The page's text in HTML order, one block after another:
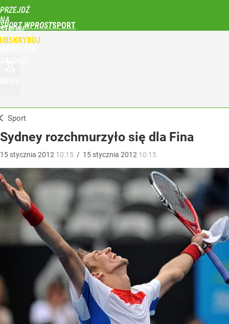
PRZEJDŹ
NA
STRONĘ
GŁÓWNĄ
SPORT WPROST
Sport
Sydney rozchmurzyło się dla Fina
15 stycznia 2012 10:15 / 15 stycznia 2012 10:15